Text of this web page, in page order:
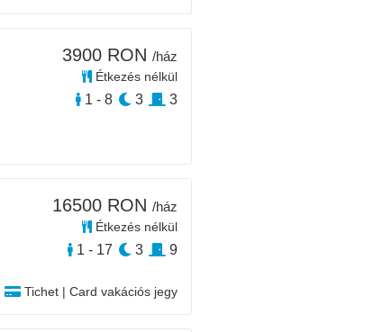
3900 RON /ház
Étkezés nélkül
1 - 8 3 3
Tichet | Card vakációs jegy
16500 RON /ház
Étkezés nélkül
1 - 17 3 9